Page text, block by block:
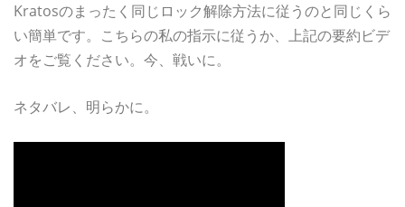
Kratosのまったく同じロック解除方法に従うのと同じくら
い簡単です。こちらの私の指示に従うか、上記の要約ビデ
オをご覧ください。今、戦いに。
ネタバレ、明らかに。